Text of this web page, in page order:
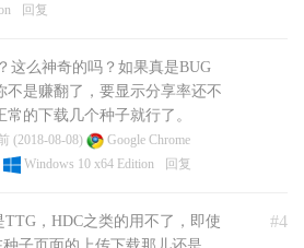
回复
这么神奇的吗？如果真是BUG
不是赚翻了，要显示分享率还不
常的下载几个种子就行了。
(2018-08-08)
Google Chrome
Windows 10 x64 Edition 回复
#4
，HDC之类的用不了，即使